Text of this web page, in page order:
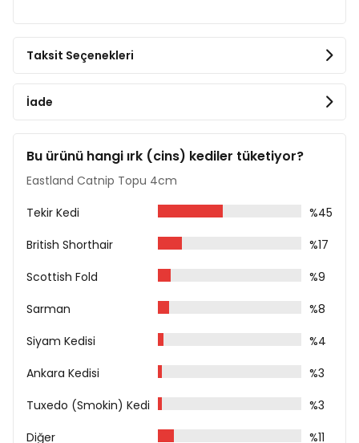
Taksit Seçenekleri
İade
Bu ürünü hangi ırk (cins) kediler tüketiyor?
Eastland Catnip Topu 4cm
Tekir Kedi
%45
British Shorthair
%17
Scottish Fold
%9
Sarman
%8
Siyam Kedisi
%4
Ankara Kedisi
%3
Tuxedo (Smokin) Kedi
%3
Diğer
%11